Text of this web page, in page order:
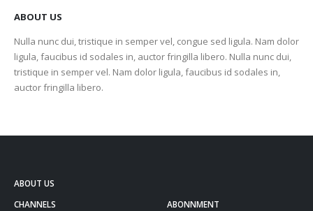
ABOUT US
Nulla nunc dui, tristique in semper vel, congue sed ligula. Nam dolor
ligula, faucibus id sodales in, auctor fringilla libero. Nulla nunc dui,
tristique in semper vel. Nam dolor ligula, faucibus id sodales in,
auctor fringilla libero.
ABOUT US
CHANNELS
ABONNMENT